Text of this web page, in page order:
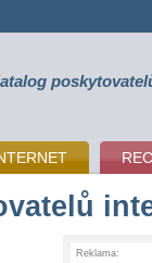
Reklama: